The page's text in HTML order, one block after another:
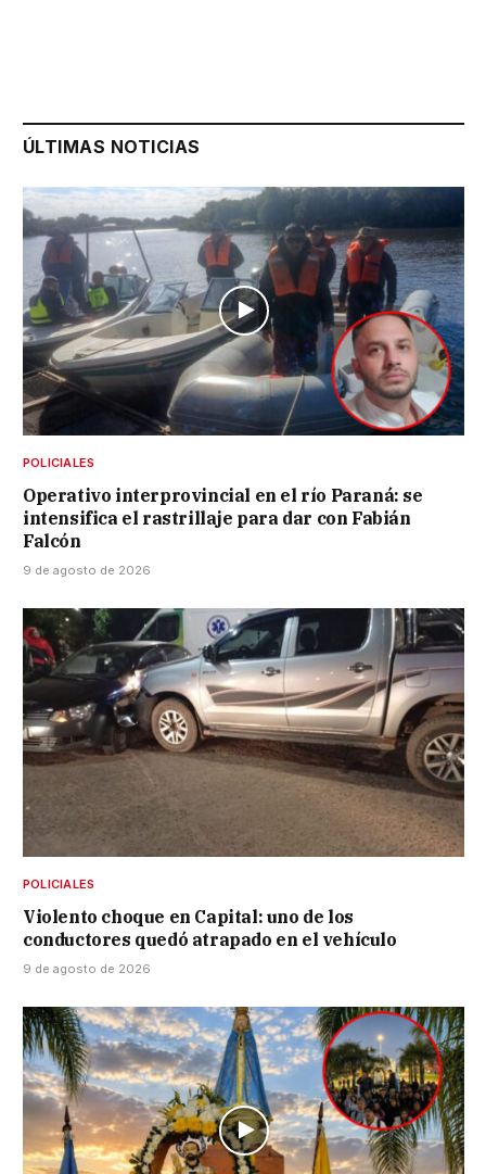
ÚLTIMAS NOTICIAS
POLICIALES
Operativo interprovincial en el río Paraná: se
intensifica el rastrillaje para dar con Fabián
Falcón
9 de agosto de 2026
POLICIALES
Violento choque en Capital: uno de los
conductores quedó atrapado en el vehículo
9 de agosto de 2026